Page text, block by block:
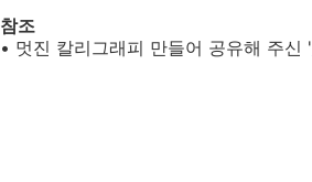
참조
• 멋진 칼리그래피 만들어 공유해 주신 '